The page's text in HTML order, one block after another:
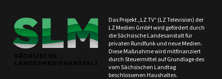
Das Projekt „LZ TV“ (LZ Television) der
LZ Medien GmbH wird gefördert durch
die Sächsische Landesanstalt für
privaten Rundfunk und neue Medien.
Diese Maßnahme wird mitfinanziert
durch Steuermittel auf Grundlage des
vom Sächsischen Landtag
beschlossenen Haushaltes.